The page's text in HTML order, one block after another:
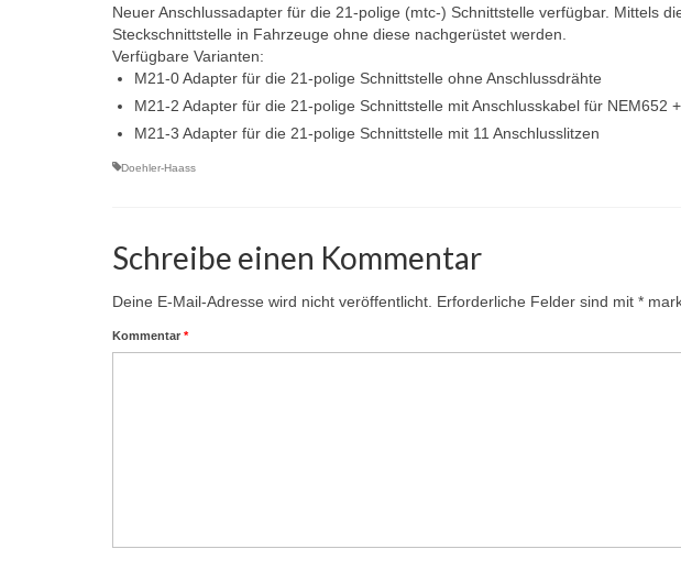
Neuer Anschlussadapter für die 21-polige (mtc-) Schnittstelle verfügbar. Mittels
Steckschnittstelle in Fahrzeuge ohne diese nachgerüstet werden.
Verfügbare Varianten:
M21-0 Adapter für die 21-polige Schnittstelle ohne Anschlussdrähte
M21-2 Adapter für die 21-polige Schnittstelle mit Anschlusskabel für NEM652
M21-3 Adapter für die 21-polige Schnittstelle mit 11 Anschlusslitzen
Doehler-Haass
Schreibe einen Kommentar
Deine E-Mail-Adresse wird nicht veröffentlicht. Erforderliche Felder sind mit *
Kommentar *